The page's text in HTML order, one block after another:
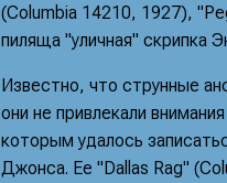
(Columbia 14210, 1927),
пиляща "уличная" скрипка
Известно, что струнные
они не привлекали
которым удалось
Джонса. Ее "Dallas Rag"